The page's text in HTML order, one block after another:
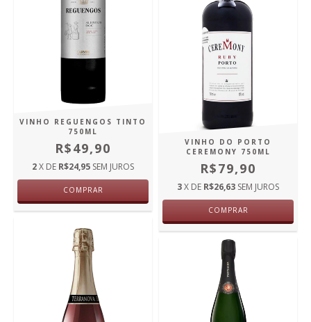
VINHO REGUENGOS TINTO
750ML
R$49,90
2X DE R$24,95 SEM JUROS
COMPRAR
VINHO DO PORTO
CEREMONY 750ML
R$79,90
3X DE R$26,63 SEM JUROS
COMPRAR